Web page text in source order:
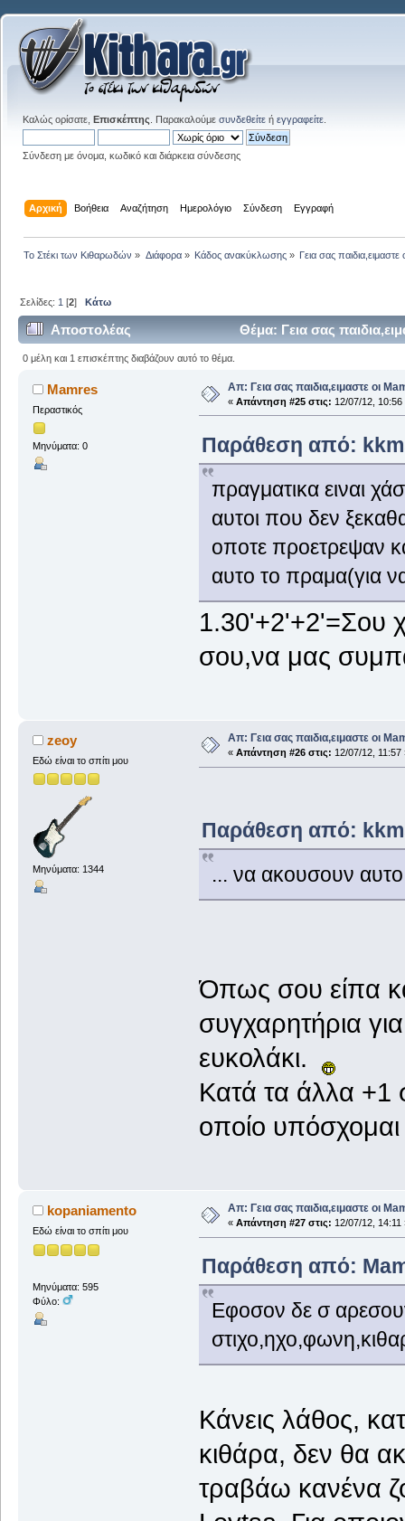
Καλώς ορίσατε, Επισκέπτης . Παρακαλούμε συνδεθείτε ή εγγραφείτε
Σύνδεση με όνομα, κωδικό και διάρκεια σύνδεσης
Αρχική Βοήθεια Αναζήτηση Ημερολόγιο Σύνδεση Εγγραφή
Το Στέκι των Κιθαρωδών » Διάφορα» Κάδος ανακύκλωσης» Γεια σας
Σελίδες: 1 [2]Κάτω
Αποστολέας Θέμα: Γεια σας
0 μέλη και 1 επισκέπτης διαβάζουν αυτό το θέμα.
Mamres
Περαστικός
Μηνύματα: 0
Απ: Γεια σας παιδια,ειμαστε οι
« Απάντηση #25 στις: 12/07/12, 10:56
Παράθεση από:
πραγματικα ειναι
αυτοι που δεν
οποτε προετρεψαν
αυτο το πραμα(για
1.30'+2'+2'=Σου
σου,να μας
zeoy
Εδώ είναι το σπίτι μου
Μηνύματα: 1344
Απ: Γεια σας παιδια,ειμαστε οι
« Απάντηση #26 στις: 12/07/12, 11:57
Παράθεση από:
... να ακουσουν
Όπως σου είπα
συγχαρητήρια
ευκολάκι.
Κατά τα άλλα +1
οποίο
kopaniamento
Εδώ είναι το σπίτι μου
Μηνύματα: 595
Φύλο:
Απ: Γεια σας παιδια,ειμαστε οι
« Απάντηση #27 στις: 12/07/12, 14:11
Παράθεση από:
Εφοσον δε σ
Κάνεις λάθος,
κιθάρα, δεν θα
τραβάω κανένα